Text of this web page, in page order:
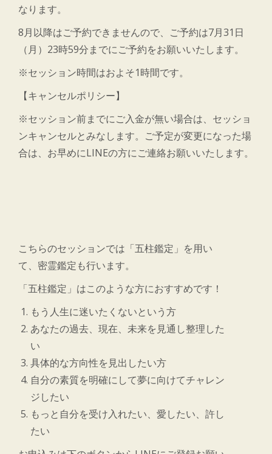
なります。
8月以降はご予約できませんので、ご予約は7月31日
（月）23時59分までにご予約をお願いいたします。
※セッション時間はおよそ1時間です。
【キャンセルポリシー】
※セッション前までにご入金が無い場合は、セッショ
ンキャンセルとみなします。ご予定が変更になった場
合は、お早めにLINEの方にご連絡お願いいたします。
こちらのセッションでは「五柱鑑定」を用い
て、密霊鑑定も行います。
「五柱鑑定」はこのような方におすすめです！
もう人生に迷いたくないという方
あなたの過去、現在、未来を見通し整理した
い
具体的な方向性を見出したい方
自分の素質を明確にして夢に向けてチャレン
ジしたい
もっと自分を受け入れたい、愛したい、許し
たい